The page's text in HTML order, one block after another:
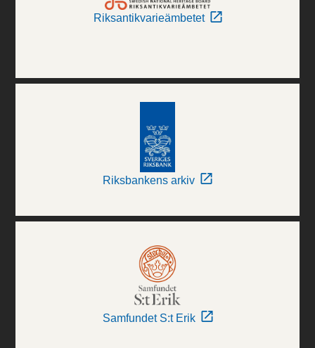
Riksantikvarieämbetet
Riksbankens arkiv
Samfundet S:t Erik